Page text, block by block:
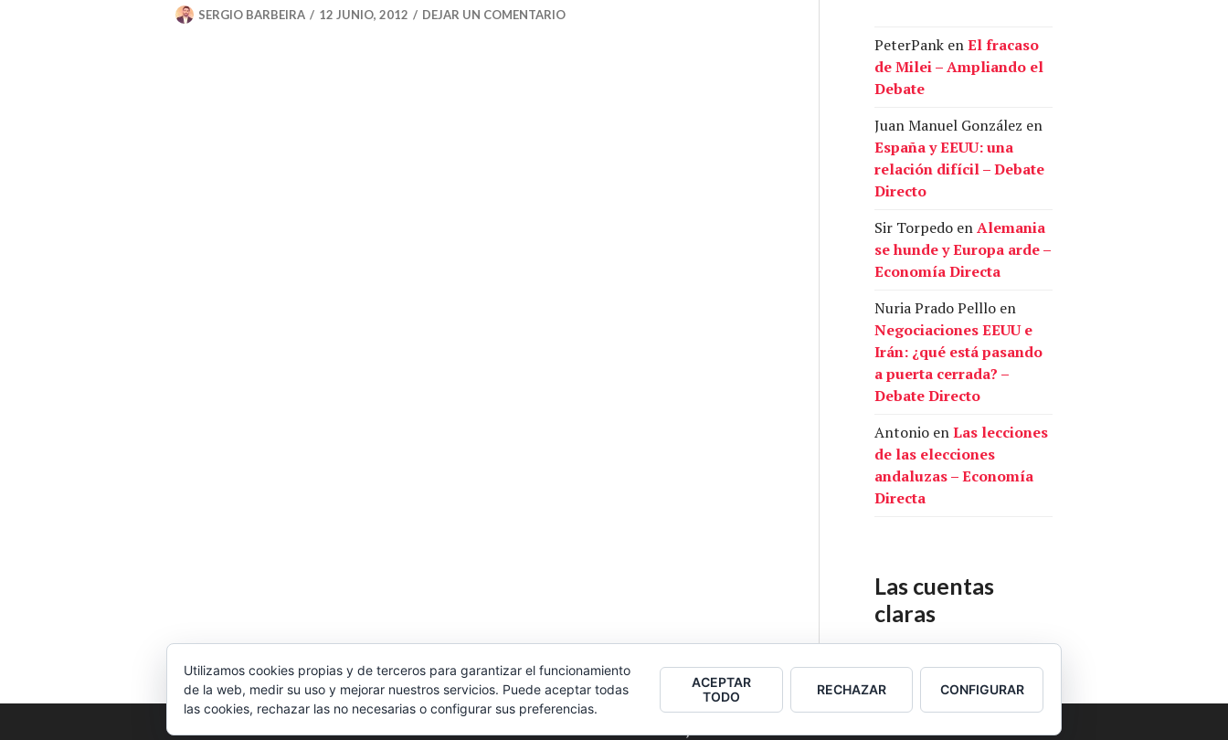
SERGIO BARBEIRA 12 JUNIO, 2012 DEJAR UN COMENTARIO
PeterPank enEl fracaso
de Milei – Ampliando el
Debate
Juan Manuel González en
España y EEUU: una
relación difícil – Debate
Directo
Sir Torpedo enAlemania
se hunde y Europa arde –
Economía Directa
Nuria Prado Pelllo en
Negociaciones EEUU e
Irán: ¿qué está pasando
a puerta cerrada? –
Debate Directo
Antonio enLas lecciones
de las elecciones
andaluzas – Economía
Directa
Las cuentas
claras
Nuestras cuentas
2026 Colectivo Burbuja
Utilizamos cookies propias y de terceros para garantizar el funcionamiento
de la web, medir su uso y mejorar nuestros servicios. Puede aceptar todas
las cookies, rechazar las no necesarias o configurar sus preferencias.
ACEPTAR
TODO
RECHAZAR CONFIGURAR